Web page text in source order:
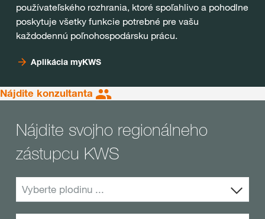
používateľského rozhrania, ktoré spoľahlivo a pohodlne
poskytuje všetky funkcie potrebné pre vašu
každodennú poľnohospodársku prácu.
Aplikácia myKWS
Nájdite konzultanta
Nájdite svojho regionálneho
zástupcu KWS
Vyberte plodinu ...